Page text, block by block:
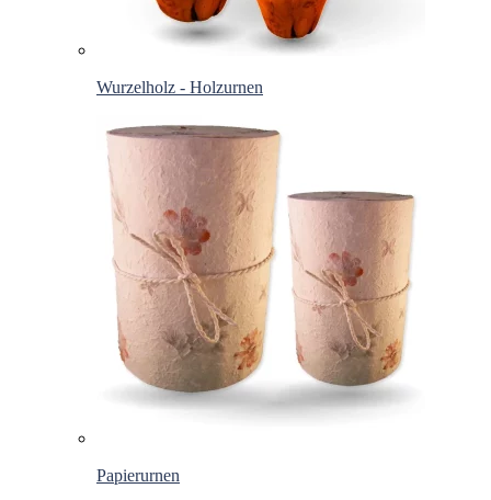
Wurzelholz - Holzurnen
Papierurnen